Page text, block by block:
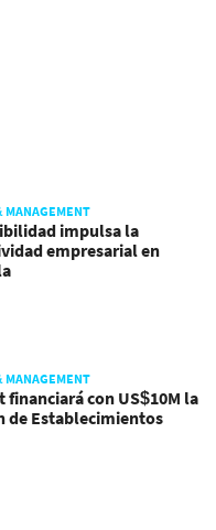
MANAGEMENT
impulsa la
empresarial en
MANAGEMENT
financiará con US$10M la
de Establecimientos